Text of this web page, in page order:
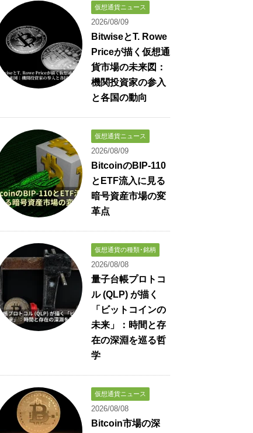
仮想通貨ニュース
2026/08/09
BitwiseとT. Rowe
Priceが描く仮想通
貨市場の未来図：
機関投資家の参入
と各国の動向
仮想通貨ニュース
2026/08/09
BitcoinのBIP-110
とETF流入に見る
暗号資産市場の変
革点
仮想通貨の種類･銘柄
2026/08/08
量子台帳プロトコ
ル (QLP) が描く
「ビットコインの
未来」：時間と存
在の深淵を巡る哲
学
仮想通貨ニュース
2026/08/08
Bitcoin市場の深